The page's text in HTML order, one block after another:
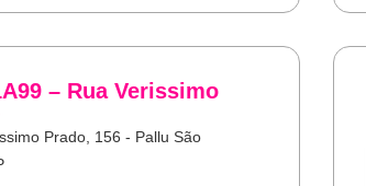
– Rua Verissimo
Prado, 156 - Pallu São